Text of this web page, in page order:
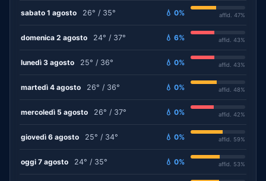
sabato 1 agosto 26° / 35° 💧 0% affid. 47%
domenica 2 agosto 24° / 37° 💧 6% affid. 43%
lunedì 3 agosto 25° / 36° 💧 0% affid. 43%
martedì 4 agosto 26° / 36° 💧 0% affid. 48%
mercoledì 5 agosto 26° / 37° 💧 0% affid. 42%
giovedì 6 agosto 25° / 34° 💧 0% affid. 59%
oggi 7 agosto 24° / 35° 💧 0% affid. 53%